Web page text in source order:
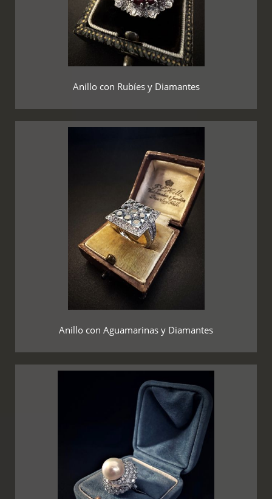
Anillo con Rubíes y Diamantes
Anillo con Aguamarinas y Diamantes